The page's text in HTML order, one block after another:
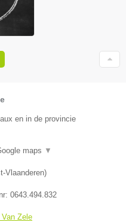
en in de provincie
maps ▼
Vlaanderen)
0643.494.832
Zele